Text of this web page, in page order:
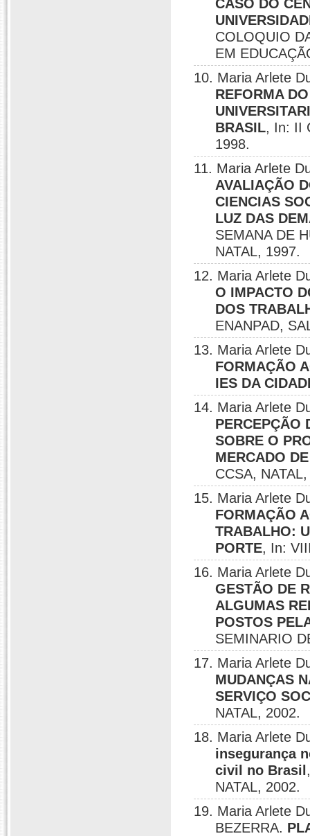
CASO DO
COLOQUIO
EM
10. Maria Arlete
REFORMA
BRASIL, In: II
1998.
11. Maria Arlete
AVALIAÇÃO
CIENCIAS
LUZ DAS
SEMANA DE
NATAL, 1997.
12. Maria Arlete
O IMPACTO
DOS
ENANPAD,
13. Maria Arlete
FORMAÇÃO
IES DA
14. Maria Arlete
PERCEPÇÃO
SOBRE O
MERCADO
CCSA,
15. Maria Arlete
FORMAÇÃO
TRABALHO:
PORTE, In:
16. Maria Arlete
GESTÃO DE
ALGUMAS
POSTOS
SEMINARIO
17. Maria Arlete
MUDANÇAS
SERVIÇO
NATAL, 2002.
18. Maria Arlete
insegurança
civil no Brasil
NATAL, 2002.
19. Maria Arlete
BEZERRA.